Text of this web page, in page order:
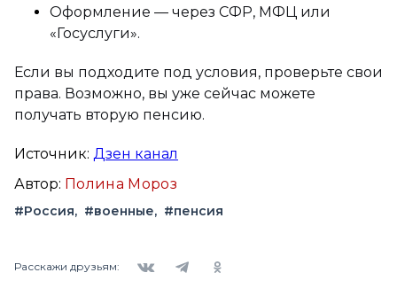
Оформление — через СФР, МФЦ или
«Госуслуги».
Если вы подходите под условия, проверьте свои
права. Возможно, вы уже сейчас можете
получать вторую пенсию.
Источник: Дзен канал
Автор: Полина Мороз
#Россия #военные #пенсия
Расскажи друзьям: